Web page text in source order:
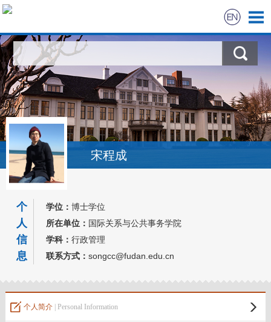
首页
教育教学
科学研究
社会服务
奖项荣誉
招生信息
我的相册
宋程成
个
人
信
息
学位： 博士学位
所在单位： 国际关系与公共事务学院
学科： 行政管理
联系方式： songcc@fudan.edu.cn
个人简介| Personal Information